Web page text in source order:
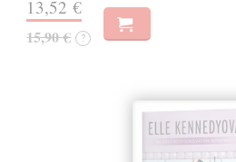
13,52 €
15,90 € ?